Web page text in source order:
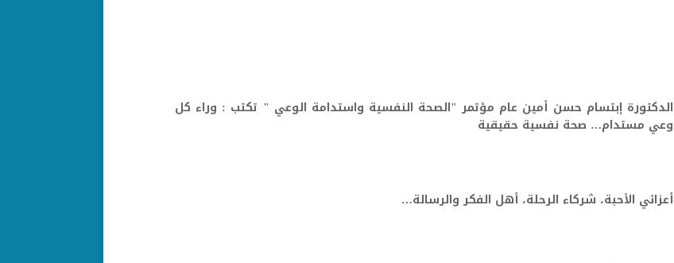
الدكتورة إبتسام حسن أمين عام مؤتمر "الصحة النفسية واستدامة الوعي " تكتب : وراء كل
وعي مستدام… صحة نفسية حقيقية
أعزائي الأحبة، شركاء الرحلة، أهل الفكر والرسالة…